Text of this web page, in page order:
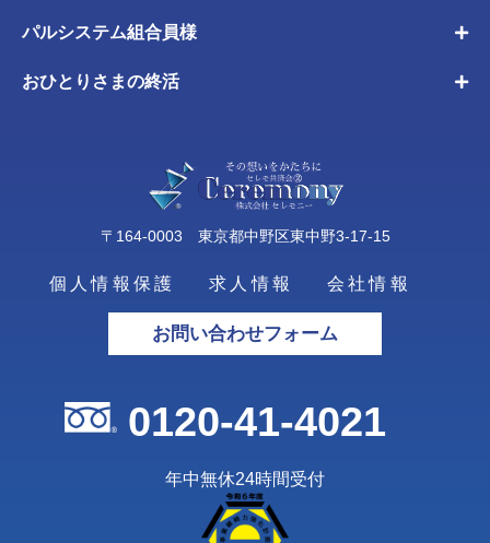
パルシステム組合員様
おひとりさまの終活
〒164-0003 東京都中野区東中野3-17-15
個人情報保護 求人情報 会社情報
お問い合わせフォーム
0120-41-4021
年中無休24時間受付